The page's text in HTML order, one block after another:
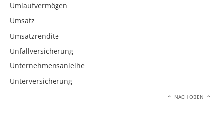
Umlaufvermögen
Umsatz
Umsatzrendite
Unfallversicherung
Unternehmensanleihe
Unterversicherung
NACH OBEN